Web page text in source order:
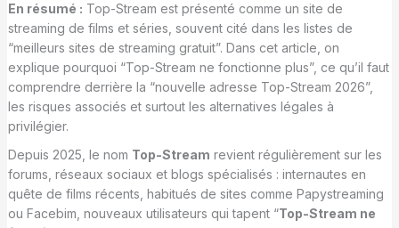
En résumé : Top-Stream est présenté comme un site de
streaming de films et séries, souvent cité dans les listes de
“meilleurs sites de streaming gratuit”. Dans cet article, on
explique pourquoi “Top-Stream ne fonctionne plus”, ce qu’il faut
comprendre derrière la “nouvelle adresse Top-Stream 2026”,
les risques associés et surtout les alternatives légales à
privilégier.
Depuis 2025, le nom Top-Stream revient régulièrement sur les
forums, réseaux sociaux et blogs spécialisés : internautes en
quête de films récents, habitués de sites comme Papystreaming
ou Facebim, nouveaux utilisateurs qui tapent “Top-Stream ne